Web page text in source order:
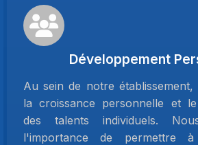
Développement
Au sein de notre
la croissance personnelle et
des talents individuels.
l'importance de permettre